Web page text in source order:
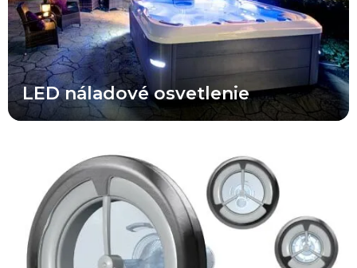
LED náladové osvetlenie
Jedinečný a patentovaný dizajn všetkých nových trysiek X Series®
odlišuje túto sériu od konkurencie. Takmer všetci konkurenti v
tejto cenovej kategórii ponúkajú rovnaké sériovo vyrábané trysky s
nezaujímavým dizajnom a priemernou funkčnosťou. Trysky X
Series® prinášajú prémiový vzhľad a špičkový výkon za cenu, ktorá
je výrazne nižšia než pri porovnateľných vírivkách strednej a
prémiovej triedy.